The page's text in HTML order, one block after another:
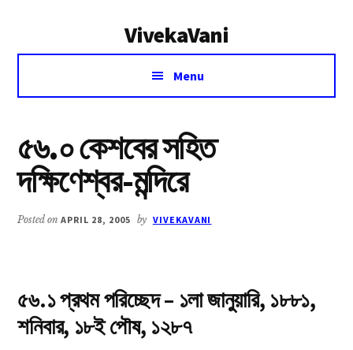
VivekaVani
Voice
Vivekananda
Menu
৫৬.০ কেশবের সহিত
দক্ষিণেশ্বর-মন্দিরে
Posted onAPRIL 28, 2005 by VIVEKAVANI
৫৬.১ প্রথম পরিচ্ছেদ – ১লা জানুয়ারি, ১৮৮১,
শনিবার, ১৮ই পৌষ, ১২৮৭